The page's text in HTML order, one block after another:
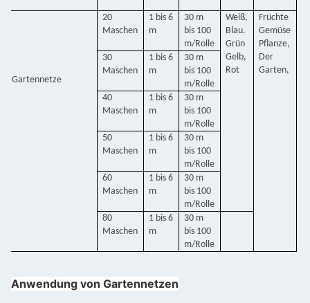
Gartennetze
20
Maschen
1 bis 6
m
30 m
bis 100
m/Rolle
Weiß,
Blau.
Grün
Gelb,
Rot
Früchte
Gemüse
Pflanze,
Der
Garten,
30
Maschen
1 bis 6
m
30 m
bis 100
m/Rolle
40
Maschen
1 bis 6
m
30 m
bis 100
m/Rolle
50
Maschen
1 bis 6
m
30 m
bis 100
m/Rolle
60
Maschen
1 bis 6
m
30 m
bis 100
m/Rolle
80
Maschen
1 bis 6
m
30 m
bis 100
m/Rolle
Anwendung von Gartennetzen